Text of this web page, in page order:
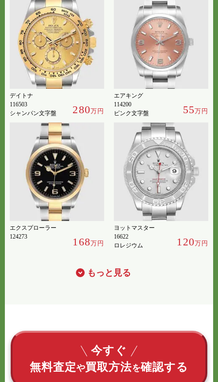
デイトナ
116503
シャンパン文字盤
280万円
エアキング
114200
ピンク文字盤
55万円
エクスプローラー
124273
168万円
ヨットマスター
16622
ロレジウム
120万円
もっと見る
今すぐ
無料査定や買取方法を確認する